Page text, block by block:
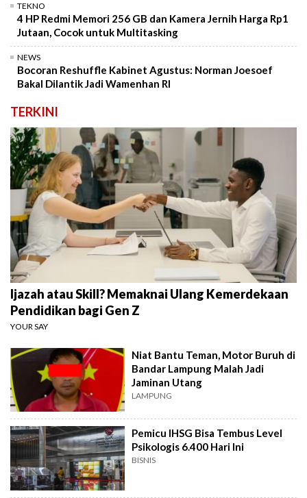
TEKNO
4 HP Redmi Memori 256 GB dan Kamera Jernih Harga Rp1
Jutaan, Cocok untuk Multitasking
NEWS
Bocoran Reshuffle Kabinet Agustus: Norman Joesoef
Bakal Dilantik Jadi Wamenhan RI
TERKINI
Ijazah atau Skill? Memaknai Ulang Kemerdekaan
Pendidikan bagi Gen Z
YOUR SAY
Niat Bantu Teman, Motor Buruh di
Bandar Lampung Malah Jadi
Jaminan Utang
LAMPUNG
Pemicu IHSG Bisa Tembus Level
Psikologis 6.400 Hari Ini
BISNIS